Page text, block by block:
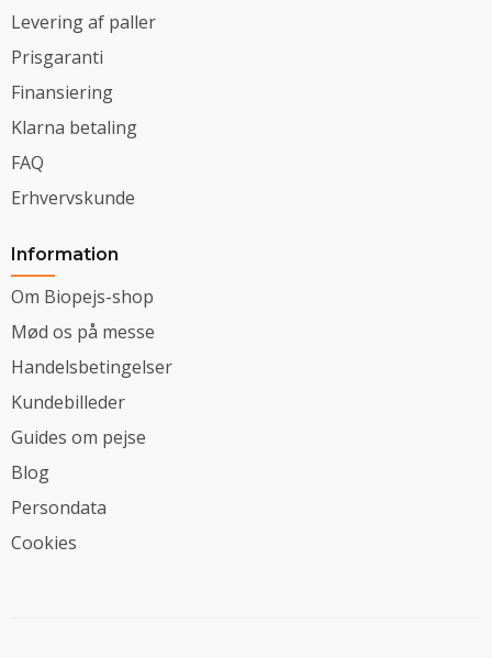
Levering af paller
Prisgaranti
Finansiering
Klarna betaling
FAQ
Erhvervskunde
Information
Om Biopejs-shop
Mød os på messe
Handelsbetingelser
Kundebilleder
Guides om pejse
Blog
Persondata
Cookies